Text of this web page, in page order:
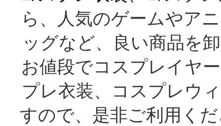
ら、人気のゲームやア
ッグなど、良い商品を
お値段でコスプレイヤ
プレ衣装、コスプレウ
すので、是非ご利用く